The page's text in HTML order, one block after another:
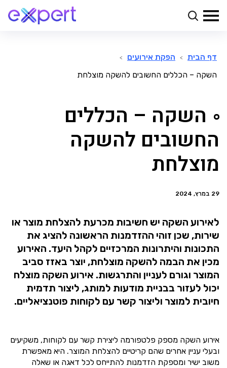
דף הבית > הפקת אירועים >
השקה – הכללים החשובים להשקה מוצלחת
השקה – הכללים
החשובים להשקה
מוצלחת
29 במרץ, 2024
לאירוע השקה יש חשיבות מכרעת להצלחת מוצר או
שירות, שכן זוהי ההזדמנות הראשונה להציג את
התכונות והיתרונות המרכזיים לקהל היעד. האירוע
מכין את הבמה להשקה מוצלחת, יוצר באזז סביב
המוצר וגורם לעניין והתרגשות. אירוע השקה מוצלח
יכול לעזור בבניית מודעות למותג, ליצור תדמית
חיובית למוצר וליצור קשר עם לקוחות פוטנציאליים.
אירוע השקה מספק פלטפורמה ליצירת קשר עם לקוחות, משקיעים
ובעלי עניין אחרים שהם קריטיים להצלחת המוצר. היא מאפשרת
משוב ישיר ומספקת הזדמנות להתייחס לכל דאגה או שאלה